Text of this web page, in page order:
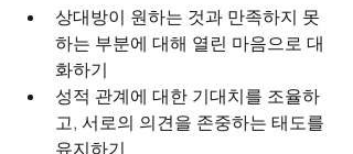
상대방이 원하는 것과 만족하지 못
하는 부분에 대해 열린 마음으로 대
화하기
성적 관계에 대한 기대치를 조율하
고, 서로의 의견을 존중하는 태도를
유지하기